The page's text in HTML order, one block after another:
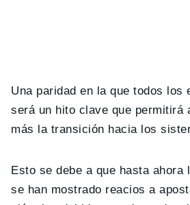
Una paridad en la que todos los
será un hito clave que permitirá
más la transición hacia los
Esto se debe a que hasta ahora
se han mostrado reacios a